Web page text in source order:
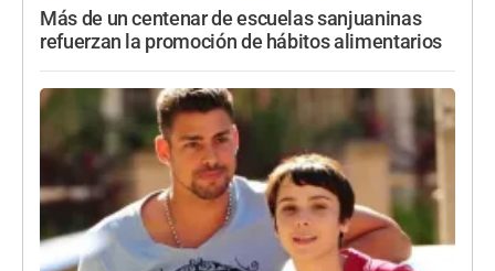
Más de un centenar de escuelas sanjuaninas
refuerzan la promoción de hábitos alimentarios